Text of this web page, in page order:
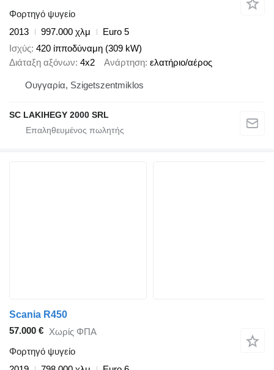
Φορτηγό ψυγείο
2013
997.000 χλμ
Euro 5
Ισχύς 420 ίπποδύναμη (309 kW)
Διάταξη αξόνων 4x2 Ανάρτηση ελατήριο/αέρος
Ουγγαρία, Szigetszentmiklos
SC LAKIHEGY 2000 SRL
Scania R450
57.000 € Χωρίς ΦΠΑ
Φορτηγό ψυγείο